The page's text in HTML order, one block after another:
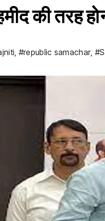
की तरह
, #republic samachar,